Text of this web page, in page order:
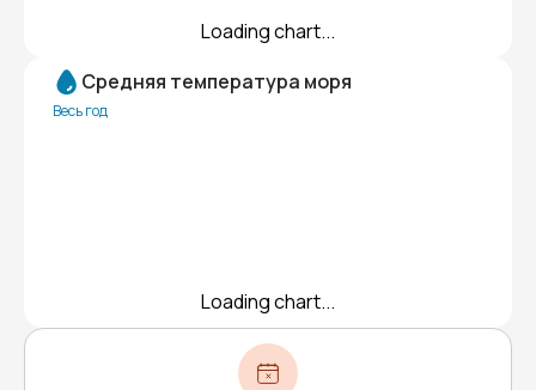
Loading chart...
Средняя температура моря
Весь год
Loading chart...